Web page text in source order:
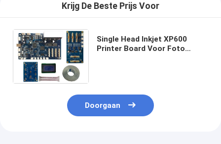
Krijg De Beste Prijs Voor
Single Head Inkjet XP600
Printer Board Voor Foto
Doorgaan